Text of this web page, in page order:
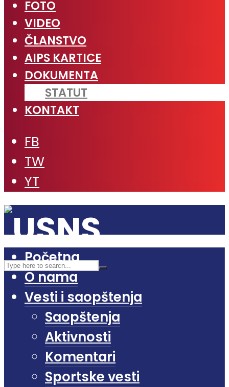
FOTO
VIDEO
ČLANSTVO
AIPS KARTICE
DOKUMENTA
STATUT
KONTAKT
FB
TW
YT
Početna
O nama
Vesti i saopštenja
Saopštenja
Aktivnosti
Komentari
Sportske vesti